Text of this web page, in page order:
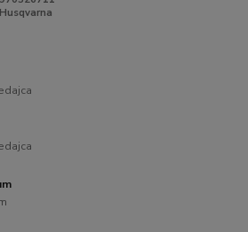
Husqvarna